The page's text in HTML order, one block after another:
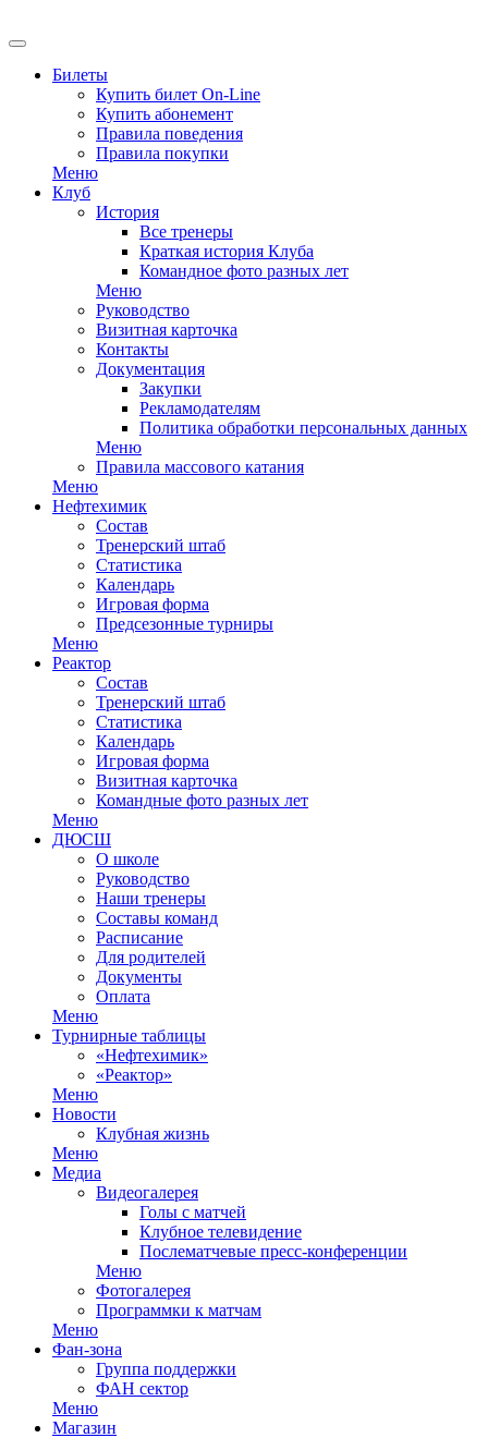
Билеты
Купить билет On-Line
Купить абонемент
Правила поведения
Правила покупки
Меню
Клуб
История
Все тренеры
Краткая история Клуба
Командное фото разных лет
Меню
Руководство
Визитная карточка
Контакты
Документация
Закупки
Рекламодателям
Политика обработки персональных данных
Меню
Правила массового катания
Меню
Нефтехимик
Состав
Тренерский штаб
Статистика
Календарь
Игровая форма
Предсезонные турниры
Меню
Реактор
Состав
Тренерский штаб
Статистика
Календарь
Игровая форма
Визитная карточка
Командные фото разных лет
Меню
ДЮСШ
О школе
Руководство
Наши тренеры
Составы команд
Расписание
Для родителей
Документы
Оплата
Меню
Турнирные таблицы
«Нефтехимик»
«Реактор»
Меню
Новости
Клубная жизнь
Меню
Медиа
Видеогалерея
Голы с матчей
Клубное телевидение
Послематчевые пресс-конференции
Меню
Фотогалерея
Программки к матчам
Меню
Фан-зона
Группа поддержки
ФАН сектор
Меню
Магазин